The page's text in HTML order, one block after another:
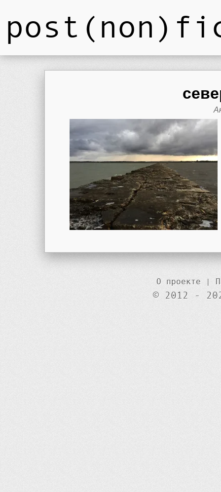
О проекте |
© 2012 -